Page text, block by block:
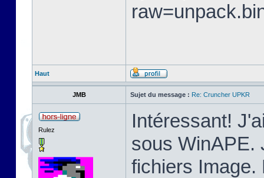
Haut
JMB Sujet du message : Re: Cruncher UPKR
Rulez
Intéressant!
sous WinAPE.
fichiers Image.